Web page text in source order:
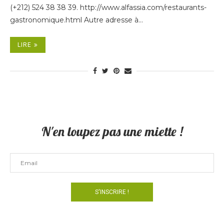
(+212) 524 38 38 39. http://www.alfassia.com/restaurants-
gastronomique.html Autre adresse à…
LIRE
N'en loupez pas une miette !